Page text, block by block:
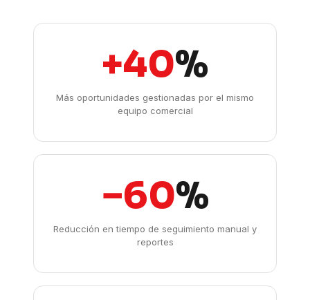
+40%
Más oportunidades gestionadas por el mismo
equipo comercial
−60%
Reducción en tiempo de seguimiento manual y
reportes